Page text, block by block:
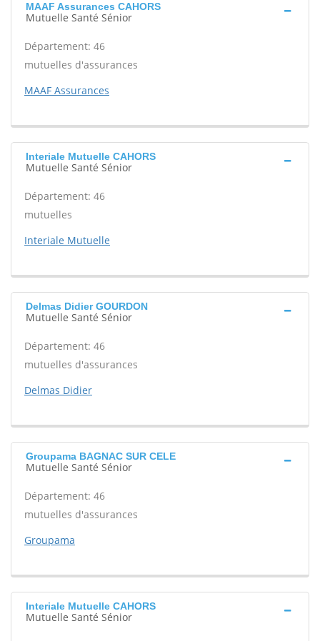
MAAF Assurances CAHORS
Mutuelle Santé Sénior
Département: 46
mutuelles d'assurances
MAAF Assurances
Interiale Mutuelle CAHORS
Mutuelle Santé Sénior
Département: 46
mutuelles
Interiale Mutuelle
Delmas Didier GOURDON
Mutuelle Santé Sénior
Département: 46
mutuelles d'assurances
Delmas Didier
Groupama BAGNAC SUR CELE
Mutuelle Santé Sénior
Département: 46
mutuelles d'assurances
Groupama
Interiale Mutuelle CAHORS
Mutuelle Santé Sénior